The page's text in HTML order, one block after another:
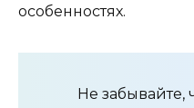
особенностях.
Не забывайте,